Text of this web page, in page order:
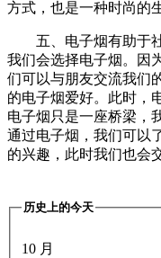
方式，也是一种时尚的
五、电子烟有助于
我们会选择电子烟。因
们可以与朋友交流我们
的电子烟爱好。此时，
电子烟只是一座桥梁，
通过电子烟，我们可以
的兴趣，此时我们也会
历史上的今天
10 月